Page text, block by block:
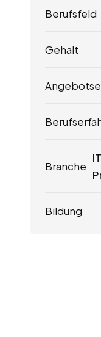
Berufsfeld
Gehalt
Branche
Bildung